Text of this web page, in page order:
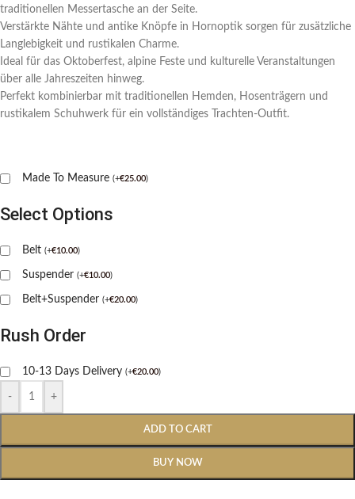
traditionellen Messertasche an der Seite.
Verstärkte Nähte und antike Knöpfe in Hornoptik sorgen für zusätzliche
Langlebigkeit und rustikalen Charme.
Ideal für das Oktoberfest, alpine Feste und kulturelle Veranstaltungen
über alle Jahreszeiten hinweg.
Perfekt kombinierbar mit traditionellen Hemden, Hosenträgern und
rustikalem Schuhwerk für ein vollständiges Trachten-Outfit.
Made To Measure (+€25.00)
Select Options
Belt (+€10.00)
Suspender (+€10.00)
Belt+Suspender (+€20.00)
Rush Order
10-13 Days Delivery (+€20.00)
- +
ADD TO CART
BUY NOW